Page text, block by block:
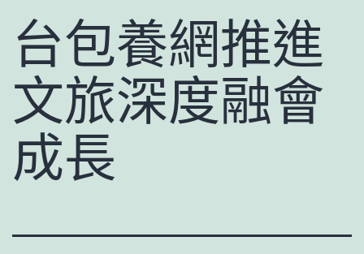
台包養網推進
文旅深度融會
成長